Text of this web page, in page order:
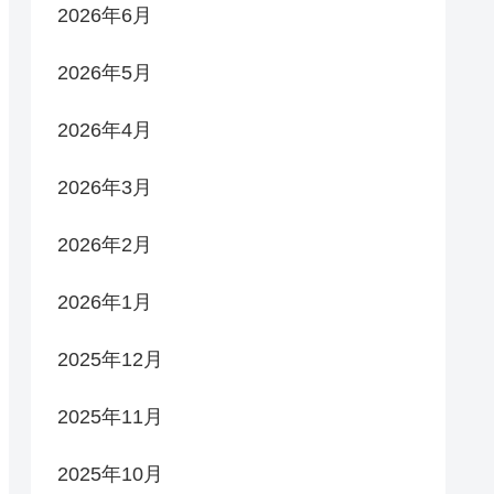
2026年6月
2026年5月
2026年4月
2026年3月
2026年2月
2026年1月
2025年12月
2025年11月
2025年10月